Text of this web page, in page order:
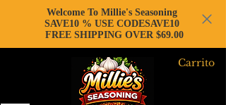
Welcome To Millie's Seasoning
SAVE10 % USE CODESAVE10
FREE SHIPPING OVER $69.00
Carrito